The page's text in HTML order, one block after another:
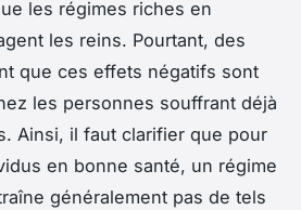
les régimes riches en
les reins. Pourtant, des
que ces effets négatifs sont
les personnes souffrant déjà
Ainsi, il faut clarifier que pour
en bonne santé, un régime
généralement pas de tels